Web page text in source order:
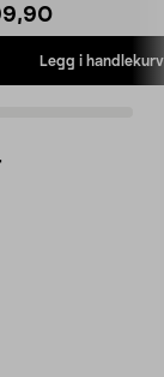
Legg i handlekurv